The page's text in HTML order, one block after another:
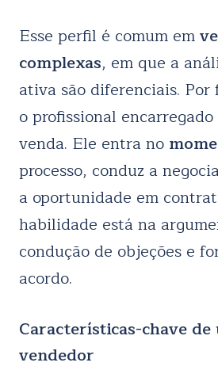
Esse perfil é comum em
complexas, em que a
ativa são diferenciais. Por
o profissional
venda. Ele entra no
processo, conduz a
a oportunidade em
habilidade está na
condução de objeções e
acordo.
Características-chave
vendedor